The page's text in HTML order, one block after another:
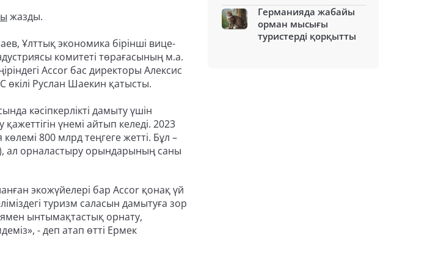
жазды.
Ұлттық экономика бірінші вице-
комитеті төрағасының м.а.
Accor бас директоры Алексис
Руслан Шаекин қатысты.
кәсіпкерлікті дамыту үшін
үнемі айтып келеді. 2023
800 млрд теңгеге жетті. Бұл –
ал орналастыру орындарының саны
экожүйелері бар Accor қонақ үй
туризм саласын дамытуға зор
ынтымақтастық орнату,
- деп атап өтті Ермек
Германияда жабайы
орман мысығы
туристерді қорқытты